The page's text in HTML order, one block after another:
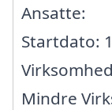
Ansatte:
Startdato:
Mindre